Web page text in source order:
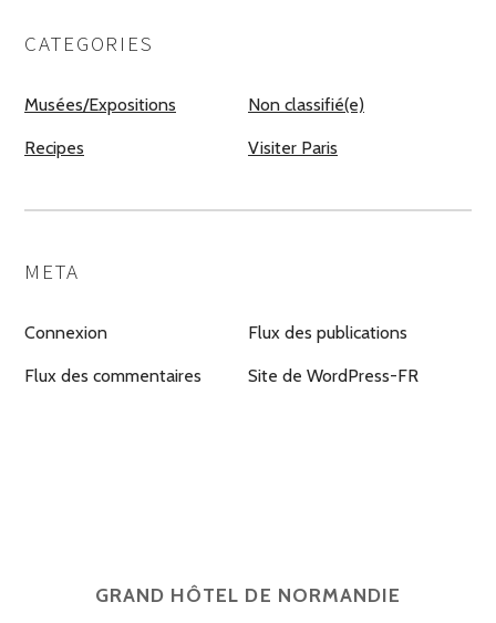
CATEGORIES
Musées/Expositions Non classifié(e)
Recipes Visiter Paris
META
Connexion Flux des publications
Flux des commentaires Site de WordPress-FR
GRAND HÔTEL DE NORMANDIE